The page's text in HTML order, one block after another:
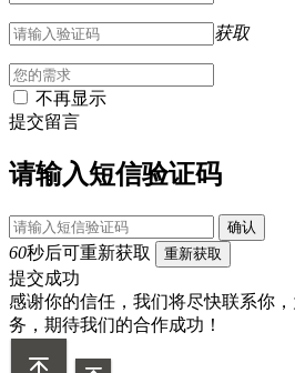
获取
不再显示
提交留言
请输入短信验证码
确认
60秒后可重新获取 重新获取
提交成功
感谢你的信任，我们将尽快联系你
务，期待我们的合作成功！